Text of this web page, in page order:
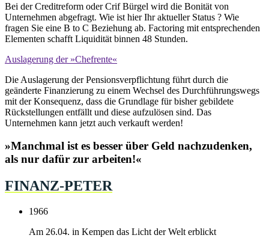
Bei der Creditreform oder Crif Bürgel wird die Bonität von
Unternehmen abgefragt. Wie ist hier Ihr aktueller Status ? Wie
fragen Sie eine B to C Beziehung ab. Factoring mit entsprechenden
Elementen schafft Liquidität binnen 48 Stunden.
Auslagerung der »Chefrente«
Die Auslagerung der Pensionsverpflichtung führt durch die
geänderte Finanzierung zu einem Wechsel des Durchführungswegs
mit der Konsequenz, dass die Grundlage für bisher gebildete
Rückstellungen entfällt und diese aufzulösen sind. Das
Unternehmen kann jetzt auch verkauft werden!
»Manchmal ist es besser über Geld nachzudenken,
als nur dafür zur arbeiten!«
FINANZ-PETER
1966
Am 26.04. in Kempen das Licht der Welt erblickt